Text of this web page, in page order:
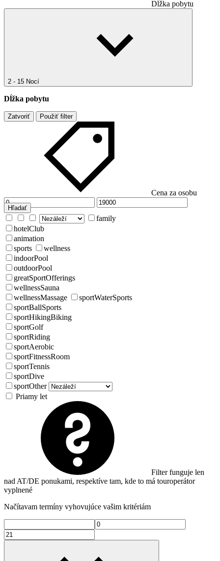
Dĺžka pobytu
2 - 15 Nocí
Dĺžka pobytu
Zatvoriť Použiť filter
Cena za osobu
Hľadať
family
hotelClub
animation
sports
wellness
indoorPool
outdoorPool
greatSportOfferings
wellnessSauna
wellnessMassage
sportWaterSports
sportBallSports
sportHikingBiking
sportGolf
sportRiding
sportAerobic
sportFitnessRoom
sportTennis
sportDive
sportOther
Priamy let
Filter funguje len
nad AT/DE ponukami, respektíve tam, kde to má touroperátor
vyplnené
Načítavam termíny vyhovujúce vašim kritériám